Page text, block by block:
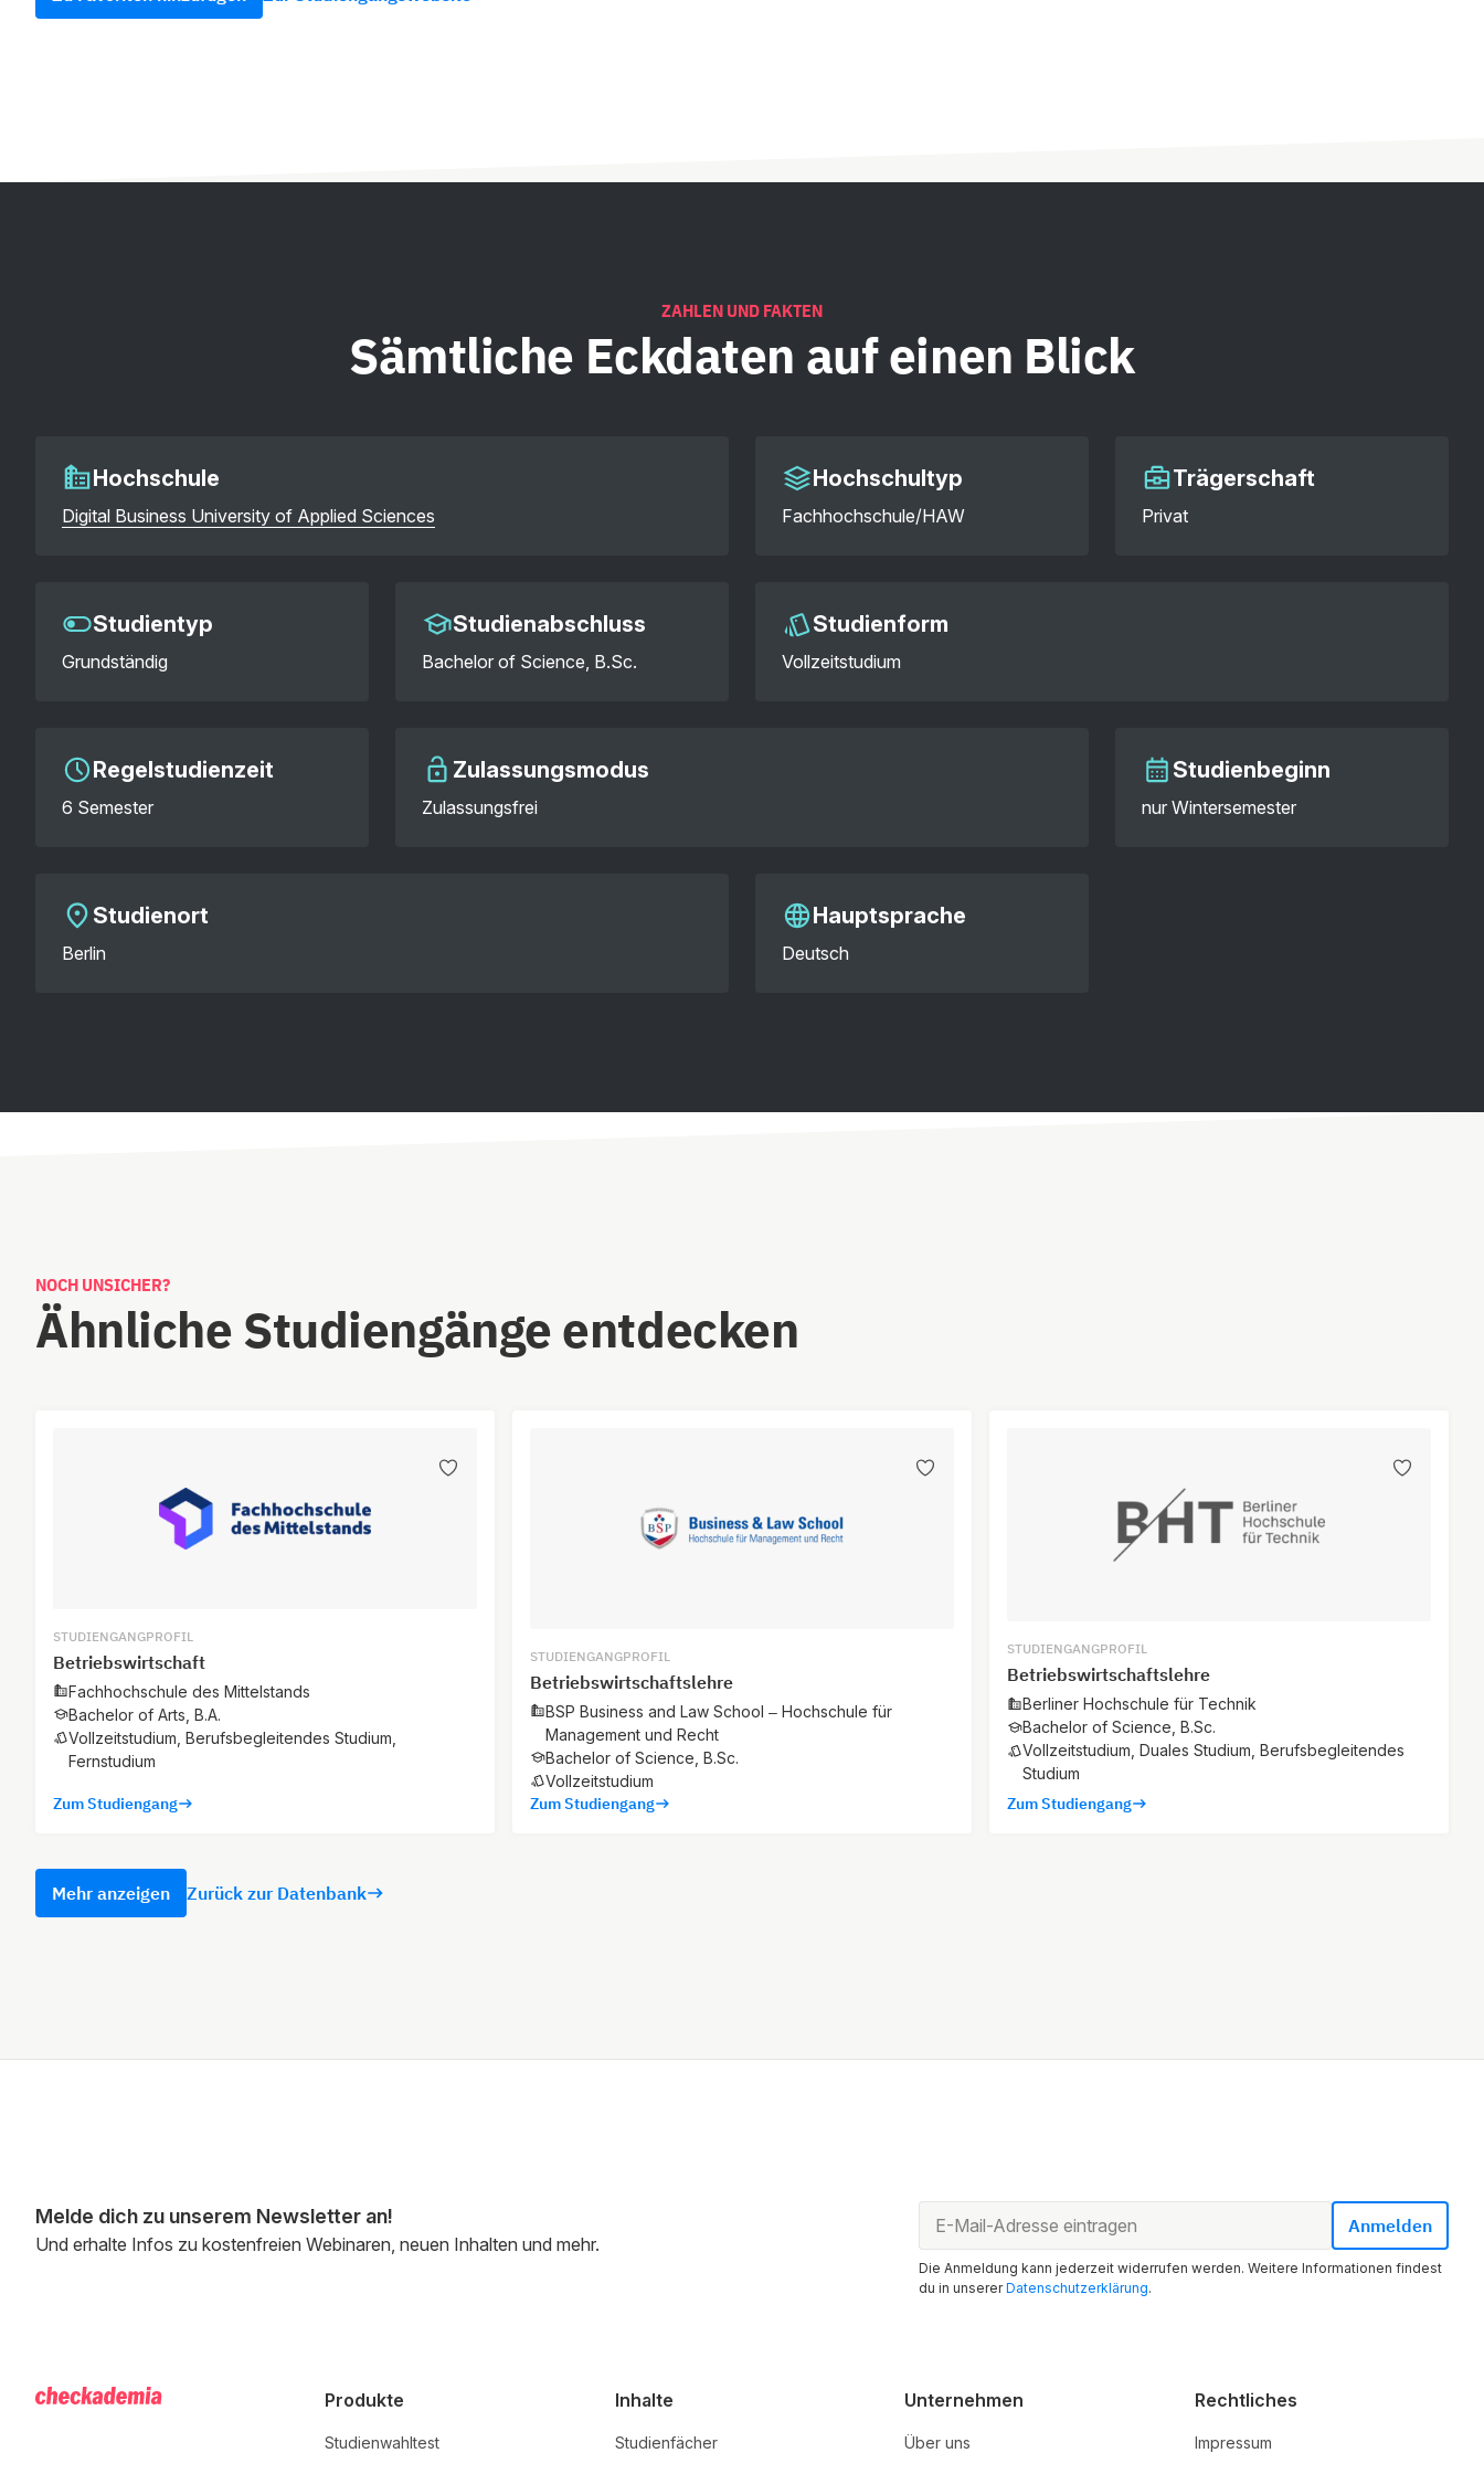
ZAHLEN UND FAKTEN
Sämtliche Eckdaten auf einen Blick
Hochschule
Digital Business University of Applied Sciences
Hochschultyp
Fachhochschule/HAW
Trägerschaft
Privat
Studientyp
Grundständig
Studienabschluss
Bachelor of Science, B.Sc.
Studienform
Vollzeitstudium
Regelstudienzeit
6 Semester
Zulassungsmodus
Zulassungsfrei
Studienbeginn
nur Wintersemester
Studienort
Berlin
Hauptsprache
Deutsch
NOCH UNSICHER?
Ähnliche Studiengänge entdecken
STUDIENGANGPROFIL
Betriebswirtschaft
Fachhochschule des Mittelstands
Bachelor of Arts, B.A.
Vollzeitstudium, Berufsbegleitendes Studium,
Fernstudium
Zum Studiengang
STUDIENGANGPROFIL
Betriebswirtschaftslehre
BSP Business and Law School – Hochschule für
Management und Recht
Bachelor of Science, B.Sc.
Vollzeitstudium
Zum Studiengang
STUDIENGANGPROFIL
Betriebswirtschaftslehre
Berliner Hochschule für Technik
Bachelor of Science, B.Sc.
Vollzeitstudium, Duales Studium, Berufsbegleitendes
Studium
Zum Studiengang
Mehr anzeigen Zurück zur Datenbank
Melde dich zu unserem Newsletter an!
Und erhalte Infos zu kostenfreien Webinaren, neuen Inhalten und mehr.
Die Anmeldung kann jederzeit widerrufen werden. Weitere Informationen findest
du in unsererDatenschutzerklärung.
Produkte
Studienwahltest
Inhalte
Studienfächer
Unternehmen
Über uns
Rechtliches
Impressum